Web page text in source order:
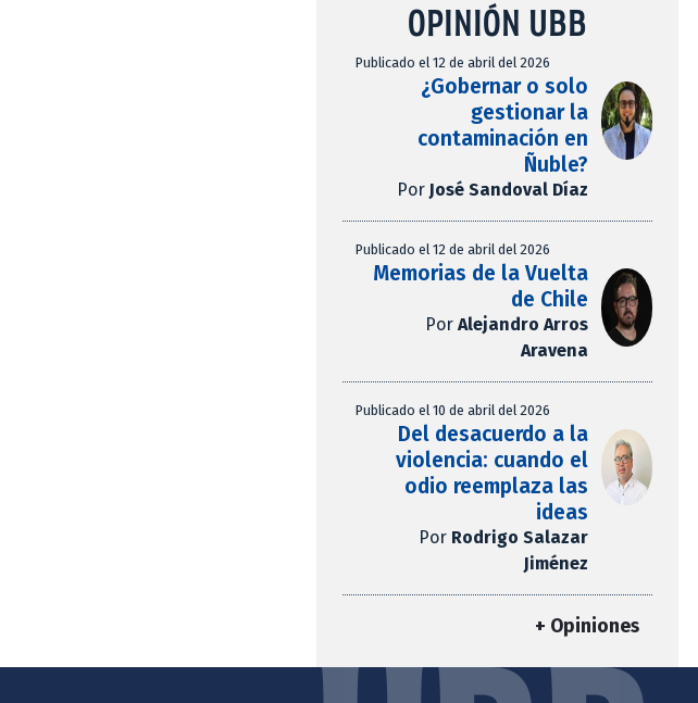
OPINIÓN UBB
Publicado el 12 de abril del 2026
¿Gobernar o solo
gestionar la
contaminación en
Ñuble?
Por José Sandoval Díaz
Publicado el 12 de abril del 2026
Memorias de la Vuelta
de Chile
Por Alejandro Arros
Aravena
Publicado el 10 de abril del 2026
Del desacuerdo a la
violencia: cuando el
odio reemplaza las
ideas
Por Rodrigo Salazar
Jiménez
+ Opiniones